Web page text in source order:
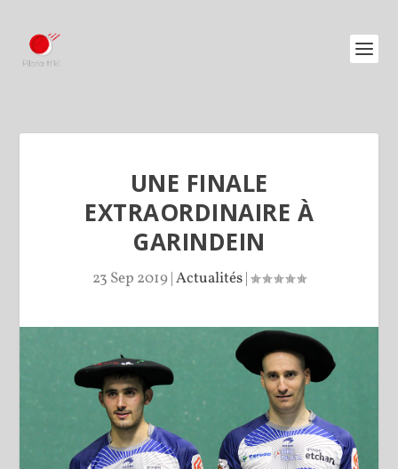
UNE FINALE
EXTRAORDINAIRE À
GARINDEIN
23 Sep 2019|Actualités|